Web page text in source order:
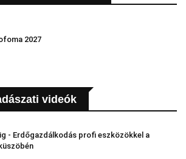
2027
videók
- Erdőgazdálkodás profi eszközökkel a